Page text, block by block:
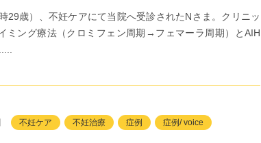
29歳）、不妊ケアにて当院へ受診されたNさま。クリニッ
ミング療法（クロミフェン周期→フェマーラ周期）とAIH
不妊ケア 不妊治療 症例 症例/ voice